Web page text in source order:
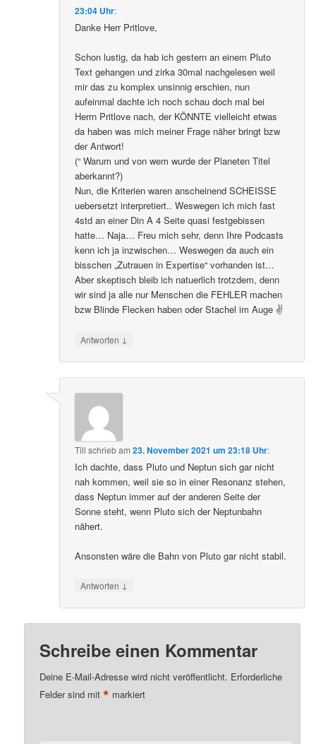
23:04 Uhr:
Danke Herr Pritlove,
Schon lustig, da hab ich gestern an einem Pluto
Text gehangen und zirka 30mal nachgelesen weil
mir das zu komplex unsinnig erschien, nun
aufeinmal dachte ich noch schau doch mal bei
Herrn Pritlove nach, der KÖNNTE vielleicht etwas
da haben was mich meiner Frage näher bringt bzw
der Antwort!
(“ Warum und von wem wurde der Planeten Titel
aberkannt?)
Nun, die Kriterien waren anscheinend SCHEISSE
uebersetzt interpretiert.. Weswegen ich mich fast
4std an einer Din A 4 Seite quasi festgebissen
hatte… Naja… Freu mich sehr, denn Ihre Podcasts
kenn ich ja inzwischen… Weswegen da auch ein
bisschen „Zutrauen in Expertise“ vorhanden ist…
Aber skeptisch bleib ich natuerlich trotzdem, denn
wir sind ja alle nur Menschen die FEHLER machen
bzw Blinde Flecken haben oder Stachel im Auge ✌️
Antworten ↓
Till schriebam23. November 2021 um 23:18 Uhr:
Ich dachte, dass Pluto und Neptun sich gar nicht
nah kommen, weil sie so in einer Resonanz stehen,
dass Neptun immer auf der anderen Seite der
Sonne steht, wenn Pluto sich der Neptunbahn
nähert.
Ansonsten wäre die Bahn von Pluto gar nicht stabil.
Antworten ↓
Schreibe einen Kommentar
Deine E-Mail-Adresse wird nicht veröffentlicht. Erforderliche
Felder sind mit* markiert